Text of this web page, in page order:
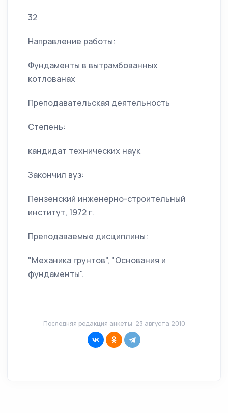
32
Направление работы:
Фундаменты в вытрамбованных
котлованах
Преподавательская деятельность
Степень:
кандидат технических наук
Закончил вуз:
Пензенский инженерно-строительный
институт, 1972 г.
Преподаваемые дисциплины:
"Механика грунтов", "Основания и
фундаменты".
Последняя редакция анкеты: 23 августа 2010